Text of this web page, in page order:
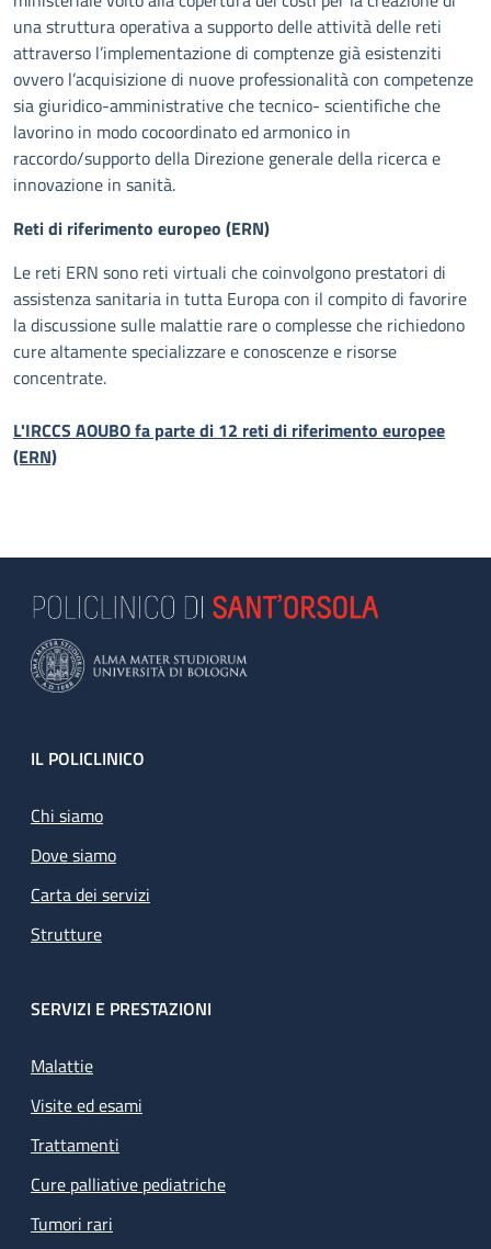
una struttura operativa a supporto delle attività delle reti
attraverso l’implementazione di comptenze già esistenziti
ovvero l’acquisizione di nuove professionalità con competenze
sia giuridico-amministrative che tecnico- scientifiche che
lavorino in modo cocoordinato ed armonico in
raccordo/supporto della Direzione generale della ricerca e
innovazione in sanità.
Reti di riferimento europeo (ERN)
Le reti ERN sono reti virtuali che coinvolgono prestatori di
assistenza sanitaria in tutta Europa con il compito di favorire
la discussione sulle malattie rare o complesse che richiedono
cure altamente specializzare e conoscenze e risorse
concentrate.
L'IRCCS AOUBO fa parte di 12 reti di riferimento europee
(ERN)
Footer
IL POLICLINICO
Chi siamo
Dove siamo
Carta dei servizi
Strutture
SERVIZI E PRESTAZIONI
Malattie
Visite ed esami
Trattamenti
Cure palliative pediatriche
Tumori rari